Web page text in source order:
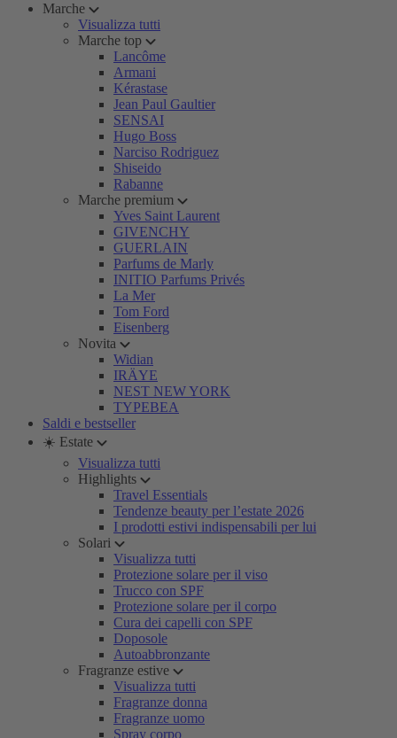
Marche
Visualizza tutti
Marche top
Lancôme
Armani
Kérastase
Jean Paul Gaultier
SENSAI
Hugo Boss
Narciso Rodriguez
Shiseido
Rabanne
Marche premium
Yves Saint Laurent
GIVENCHY
GUERLAIN
Parfums de Marly
INITIO Parfums Privés
La Mer
Tom Ford
Eisenberg
Novita
Widian
IRÄYE
NEST NEW YORK
TYPEBEA
Saldi e bestseller
☀️ Estate
Visualizza tutti
Highlights
Travel Essentials
Tendenze beauty per l’estate 2026
I prodotti estivi indispensabili per lui
Solari
Visualizza tutti
Protezione solare per il viso
Trucco con SPF
Protezione solare per il corpo
Cura dei capelli con SPF
Doposole
Autoabbronzante
Fragranze estive
Visualizza tutti
Fragranze donna
Fragranze uomo
Spray corpo